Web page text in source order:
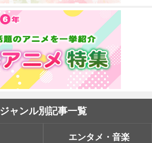
ジャンル別記事一覧
エンタメ・音楽